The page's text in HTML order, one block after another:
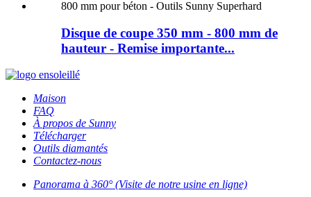
Disque de coupe 350 mm - 800 mm de
hauteur - Remise importante...
Maison
FAQ
À propos de Sunny
Télécharger
Outils diamantés
Contactez-nous
Panorama à 360° (Visite de notre usine en ligne)